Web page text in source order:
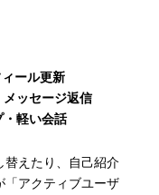
ール更新
ッセージ返信
軽い会話
替えたり、自己紹介
「アクティブユーザ